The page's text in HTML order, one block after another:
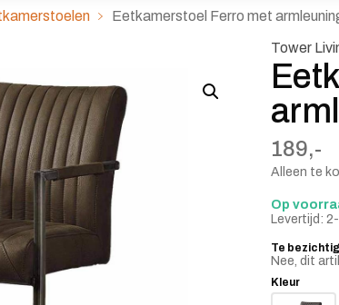
Eetkamerstoel Ferro met
Tower
189,-
Alleen te
Op
Levertijd:
Te
Nee, dit
Kleur